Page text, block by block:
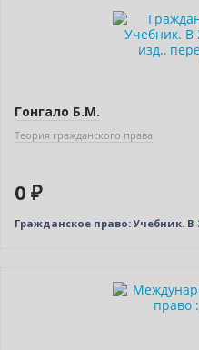
Гонгало Б.М.
Теория гражданского права
0 ₽
Гражданское право: Учебник. В